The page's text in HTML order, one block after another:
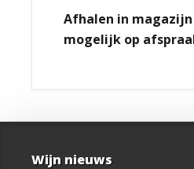
Afhalen in
mogelijk op
Wijn nieuws